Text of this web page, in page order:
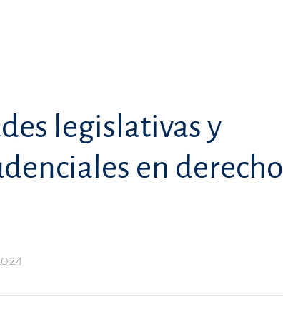
legislativas y
en derecho